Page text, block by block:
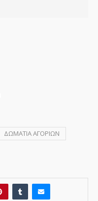
ΔΩΜΑΤΙΑ ΑΓΟΡΙΩΝ